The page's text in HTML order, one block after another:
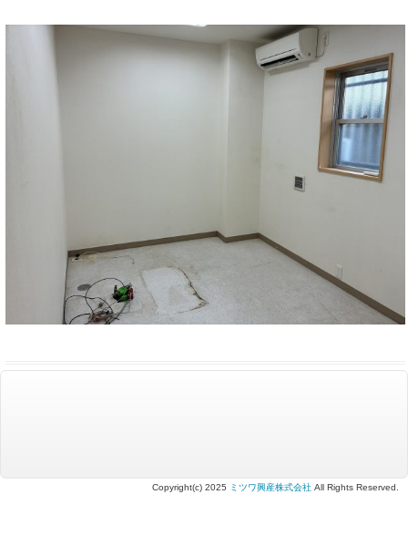
Copyright(c) 2025 ミツワ興産株式会社 All Rights Reserved.